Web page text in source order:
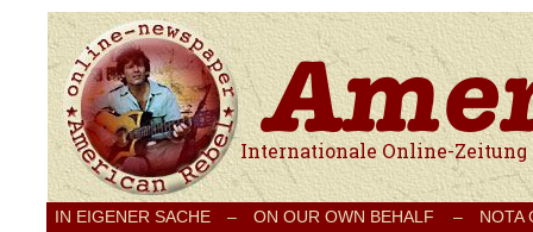
Internationale Onlinezeitung für Frieden,
IN EIGENER SACHE – ON OUR OWN BEHALF –
NOTA